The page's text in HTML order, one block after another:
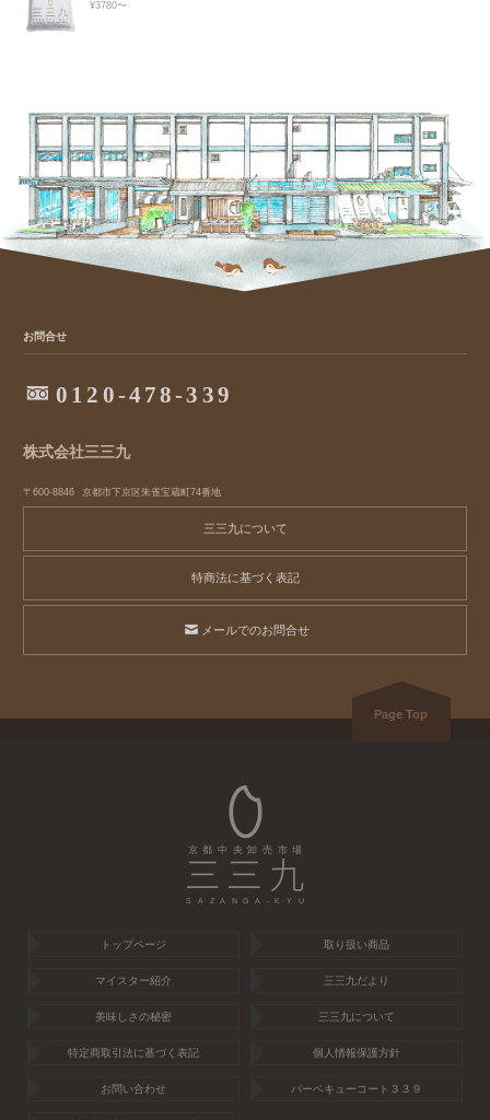
¥3780〜
お問合せ
0120-478-339
株式会社三三九
〒600-8846 京都市下京区朱雀宝蔵町74番地
三三九について
特商法に基づく表記
メールでのお問合せ
京都中央卸売市場
SAZANGA-KYU
Page Top
トップページ 取り扱い商品
マイスター紹介 三三九だより
美味しさの秘密 三三九について
特定商取引法に基づく表記 個人情報保護方針
お問い合わせ バーベキューコート３３９